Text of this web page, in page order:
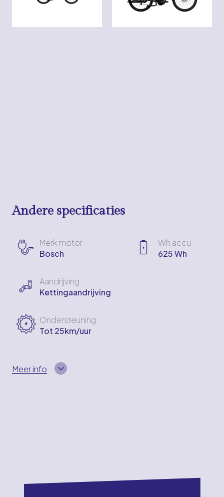
Andere specificaties
Merk motor
Bosch
Wh accu
625 Wh
Aandrijving
Kettingaandrijving
Ondersteuning
Tot 25km/uur
Meer info